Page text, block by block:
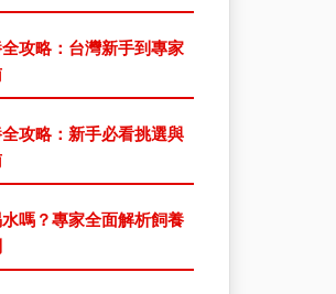
攻略：台灣新手到專家
攻略：新手必看挑選與
嗎？專家全面解析飼養